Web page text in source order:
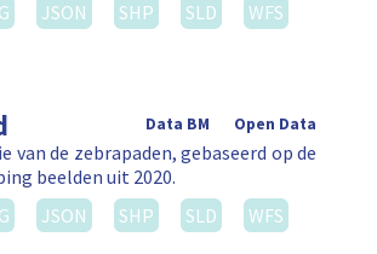
JSON SHP SLD
WFS
Open Data
Data BM
van de zebrapaden, gebaseerd op de
beelden uit 2020.
JSON SHP SLD
WFS